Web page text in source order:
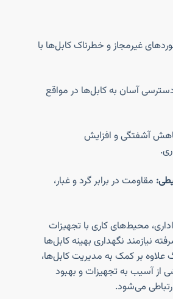
غیرمجاز و خطرناک کابل‌ها با
آسان به کابل‌ها در مواقع
آشفتگی و افزایش
مقاومت در برابر گرد و غبار،
محیط‌های کاری با تجهیزات
نگهداری بهینه کابل‌ها
علاوه بر کمک به مدیریت کابل‌ها،
از آسیب به تجهیزات و بهبود
می‌شود.